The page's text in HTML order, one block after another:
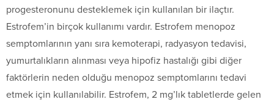
progesteronunu desteklemek için kullanılan bir ilaçtır.
Estrofem’in birçok kullanımı vardır. Estrofem menopoz
semptomlarının yanı sıra kemoterapi, radyasyon tedavisi,
yumurtalıkların alınması veya hipofiz hastalığı gibi diğer
faktörlerin neden olduğu menopoz semptomlarını tedavi
etmek için kullanılabilir. Estrofem, 2 mg’lık tabletlerde gelen